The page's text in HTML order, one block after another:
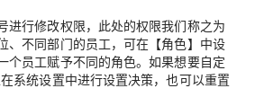
进行修改权限，此处的权限我们称之为
、不同部门的员工，可在【角色】中设
个员工赋予不同的角色。如果想要自定
系统设置中进行设置决策，也可以重置